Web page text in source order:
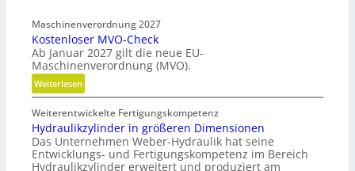
n
a
h
h
l
t
i
g
b
r
i
d
e
G
r
e
i
f
Maschinenverordnung 2027
Kostenloser MVO-Check
Ab Januar 2027 gilt die neue EU-
Maschinenverordnung (MVO).
Weiterlesen:
K
o
s
t
e
Weiterentwickelte Fertigungskompetenz
Hydraulikzylinder in größeren Dimensionen
Das Unternehmen Weber-Hydraulik hat seine
Entwicklungs- und Fertigungskompetenz im Bereich
Hydraulikzylinder erweitert und produziert am